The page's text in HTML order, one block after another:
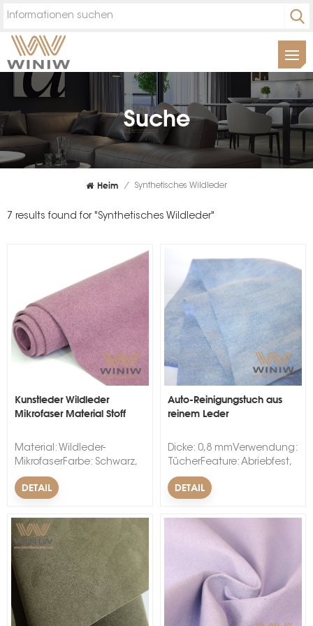
Suche
Heim / Synthetisches Wildleder
7 results found for "Synthetisches Wildleder"
Kunstleder Wildleder
Mikrofaser Material Stoff
Material: Wildleder-
MikrofaserFarbe: Schwarz,
Dunkelanthrazit, Wein, Grau,
Beige, kundenspezifische
cmMOQ: 300 Meter pro
Farbe.Geeignet für
Autositze, Autos,
Sitzbezüge, Autotür,
Autostrafe, Armaturenbrett,
Lenkradbezug, Dach,
Kopfstütze, Autoinnenraum,
Armlehne.
DETAIL
Auto-Reinigungstuch aus
reinem Leder
Dicke: 0,8 mmVerwendung:
TücherFeature: Abriebfest,
weich, elastisch, Anti-
MehltauBreite:
Umweltfreundlich, gute
Handfell, guter
Schreibeffekt, NMaterial:
DETAIL